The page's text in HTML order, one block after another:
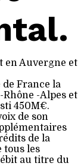
en Auvergne et
France la
-Alpes et
450M€.
de son
de la
tous les
au titre du